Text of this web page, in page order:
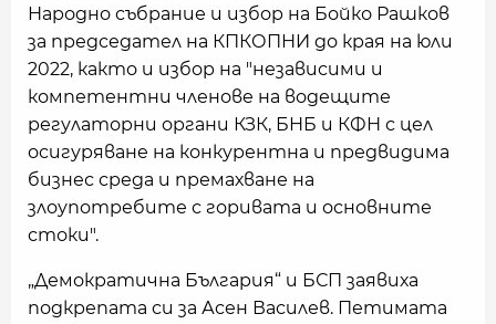
Народно събрание и избор на Бойко Рашков
за председател на КПКОПНИ до края на юли
2022, както и избор на "независими и
компетентни членове на водещите
регулаторни органи КЗК, БНБ и КФН с цел
осигуряване на конкурентна и предвидима
бизнес среда и премахване на
злоупотребите с горивата и основните
стоки".
„Демократична България“ и БСП заявиха
подкрепата си за Асен Василев. Петимата